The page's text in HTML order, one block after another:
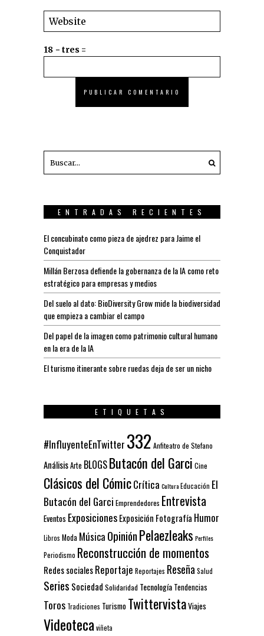
18 − tres =
ENTRADAS RECIENTES
El concubinato como pieza de ajedrez para Jaime el
Conquistador
Millán Berzosa defiende la gobernanza de la IA como reto
estratégico para empresas y medios
Del suelo al dato: BioDiversity Grow mide la biodiversidad
que empieza a cambiar el campo
Del papel de la imagen como patrimonio cultural humano
en la era de la IA
El turismo itinerante sobre ruedas deja de ser un nicho
ETIQUETAS
#InfluyenteEnTwitter 332 Anfiteatro de Stefano
AnálisisArte BLOGSButacón del Garci Cine
Clásicos del CómicCrítica CulturaEducación El
Butacón del Garci Emprendedores Entrevista
Eventos ExposicionesExposición Fotografía Humor
Libros Moda Música OpiniónPelaezleaks Perfiles
Periodismo Reconstrucción de momentos
Redes socialesReportaje Reportajes ReseñaSalud
Series Sociedad Solidaridad Tecnología Tendencias
Toros Tradiciones Turismo TwittervistaViajes
Videotecaviñeta